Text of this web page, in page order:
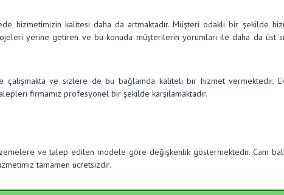
hizmetimizin kalitesi daha da artmaktadır. Müşteri odaklı bir şekilde
yerine getiren ve bu konuda müşterilerin yorumları ile daha da üst
çalışmakta ve sizlere de bu bağlamda kaliteli bir hizmet vermektedir.
firmamız profesyonel bir şekilde karşılamaktadır.
ve talep edilen modele göre değişkenlik göstermektedir. Cam
tamamen ücretsizdir.